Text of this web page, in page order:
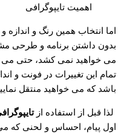
اهمیت تایپوگرافی
اما انتخاب همین رنگ و
بدون داشتن برنامه و طرحی
می خواهید نمی کشد، حتی می
تمام این تغییرات در فونت و
باشد که می خواهید منتقل
لذا قبل از استفاده از
اول پیام، احساس و لحنی که می